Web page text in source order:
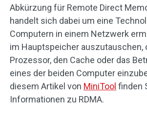
Abkürzung für Remote Direct
handelt sich dabei um eine
Computern in einem Netzwerk
im Hauptspeicher auszutauschen,
Prozessor, den Cache oder das
eines der beiden Computer
diesem Artikel von MiniTool finden
Informationen zu RDMA.